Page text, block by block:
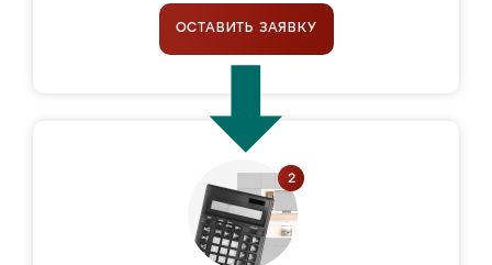
ОСТАВИТЬ ЗАЯВКУ